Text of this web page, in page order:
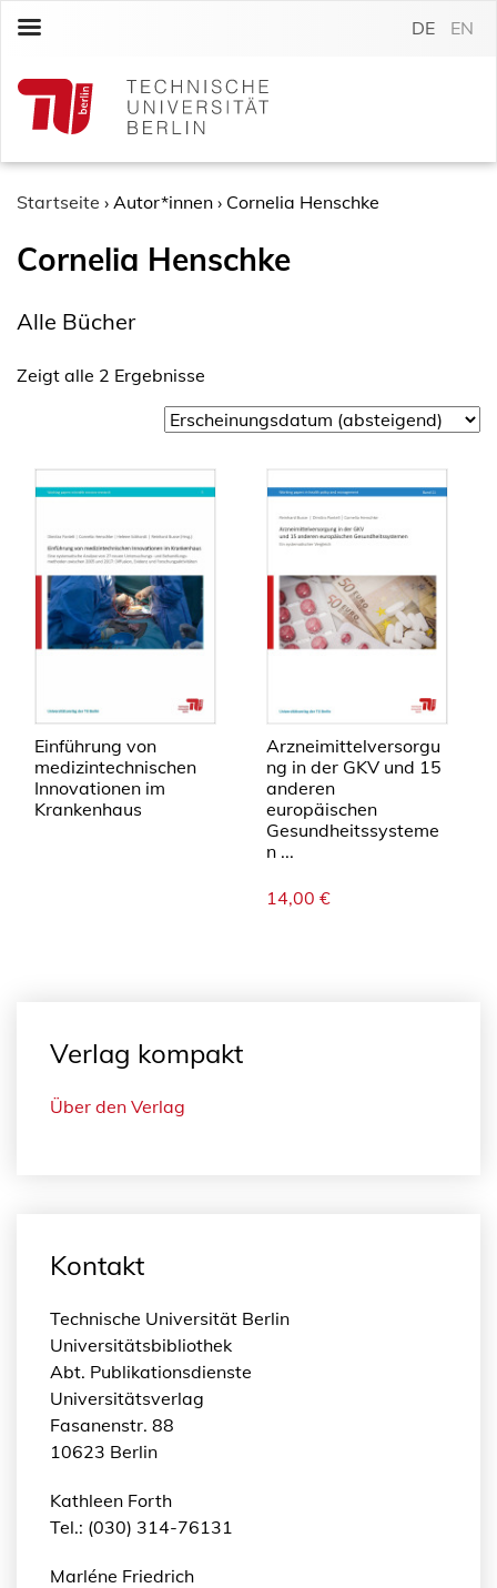
c
DE EN
Startseite › Autor*innen › Cornelia Henschke
Cornelia Henschke
Alle Bücher
Zeigt alle 2 Ergebnisse
Einführung von
medizintechnischen
Innovationen im
Krankenhaus
Arzneimittelversorgu
ng in der GKV und 15
anderen
europäischen
Gesundheitssysteme
n ...
14,00 €
Verlag kompakt
Über den Verlag
Kontakt
Technische Universität Berlin
Universitätsbibliothek
Abt. Publikationsdienste
Universitätsverlag
Fasanenstr. 88
10623 Berlin
Kathleen Forth
Tel.: (030) 314-76131
Marléne Friedrich